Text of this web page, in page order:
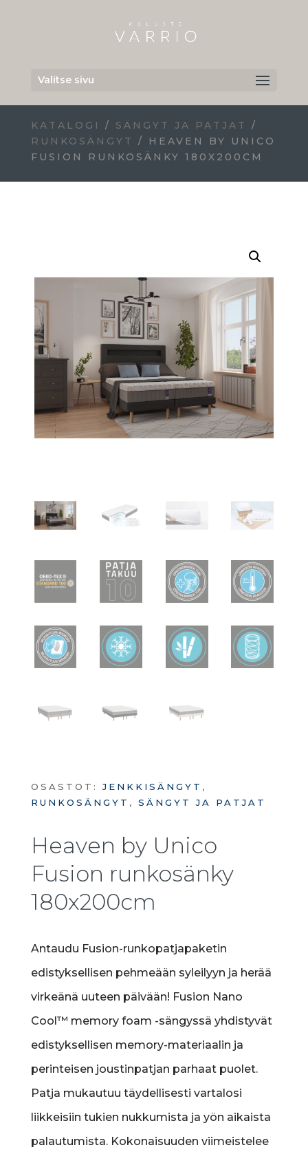
Valitse sivu
KATALOGI / SÄNGYT JA PATJAT
/
RUNKOSÄNGYT
/ HEAVEN BY UNICO
FUSION RUNKOSÄNKY 180X200CM
OSASTOT:JENKKISÄNGYT ,
RUNKOSÄNGYT , SÄNGYT JA PATJAT
Heaven by Unico
Fusion runkosänky
180x200cm
Antaudu Fusion-runkopatjapaketin
edistyksellisen pehmeään syleilyyn ja herää
virkeänä uuteen päivään! Fusion Nano
Cool™ memory foam -sängyssä yhdistyvät
edistyksellisen memory-materiaalin ja
perinteisen joustinpatjan parhaat puolet.
Patja mukautuu täydellisesti vartalosi
liikkeisiin tukien nukkumista ja yön aikaista
palautumista. Kokonaisuuden viimeistelee